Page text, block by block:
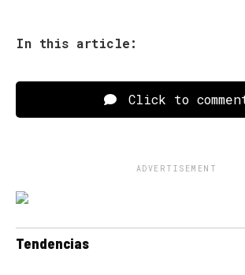
In this article:
Click to
ADVERTISEMENT
Tendencias